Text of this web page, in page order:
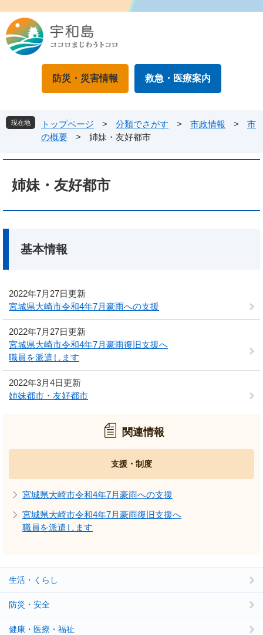
ジ
の
ュ
ー
本
文
防災・災害情報 救急・医療案内
現在地 トップページ > 分類でさがす > 市政情報 >
市
の概要
> 姉妹・友好都市
姉妹・友好都市
基本情報
2022年7月27日更新
宮城県大崎市令和4年7月豪雨への支援
2022年7月27日更新
宮城県大崎市令和4年7月豪雨復旧支援へ
職員を派遣します
2022年3月4日更新
姉妹都市・友好都市
関連情報
支援・制度
宮城県大崎市令和4年7月豪雨への支援
宮城県大崎市令和4年7月豪雨復旧支援へ
職員を派遣します
生活・くらし
防災・安全
健康・医療・福祉